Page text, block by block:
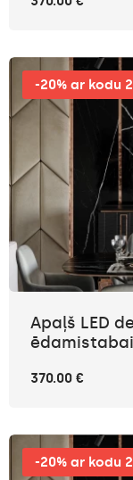
-20% ar kodu
Apaļš LED
370.00 €
-20% ar kodu